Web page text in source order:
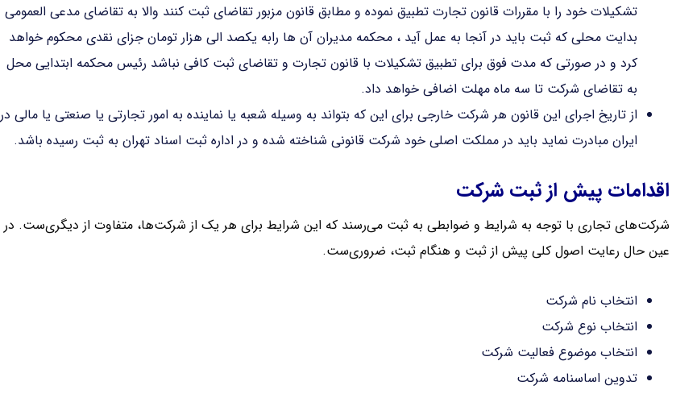
تشکیلات خود را با مقررات قانون تجارت تطبیق نموده و مطابق قانون مزبور تقاضای ثبت کنند والا به تقاضای مدعی العمومی
بدایت محلی که ثبت باید در آنجا به عمل آید ، محکمه مدیران آن ها رابه یکصد الی هزار تومان جزای نقدی محکوم خواهد
کرد و در صورتی که مدت فوق برای تطبیق تشکیلات با قانون تجارت و تقاضای ثبت کافی نباشد رئیس محکمه ابتدایی محل
به تقاضای شرکت تا سه ماه مهلت اضافی خواهد داد.
از تاریخ اجرای این قانون هر شرکت خارجی برای این که بتواند به وسیله شعبه یا نماینده به امور تجارتی یا صنعتی یا مالی در
ایران مبادرت نماید باید در مملکت اصلی خود شرکت قانونی شناخته شده و در اداره ثبت اسناد تهران به ثبت رسیده باشد.
اقدامات پیش از ثبت شرکت
شرکت‌های تجاری با توجه به شرایط و ضوابطی به ثبت می‌رسند که این شرایط برای هر یک از شرکت‌ها، متفاوت از دیگری‌ست. در
عین حال رعایت اصول کلی پیش از ثبت و هنگام ثبت، ضروری‌ست.
انتخاب نام شرکت
انتخاب نوع شرکت
انتخاب موضوع فعالیت شرکت
تدوین اساسنامه شرکت